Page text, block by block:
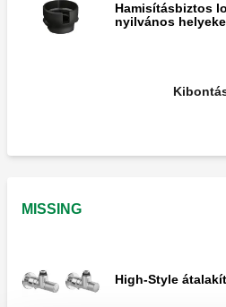
Hamisításbiztos
nyilvános
Speciális
MISSING
High-Style